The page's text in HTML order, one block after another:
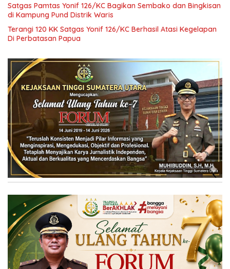
Satgas Pamtas Yonif 126/KC Bagikan Sembako dan Bingkisan
di Kampung Pund Distrik Waris
Terangi 120 KK Satgas Yonif 126/KC Berhasil Atasi Kegelapan
Di Perbatasan Papua